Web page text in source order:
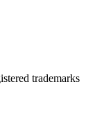
trademarks